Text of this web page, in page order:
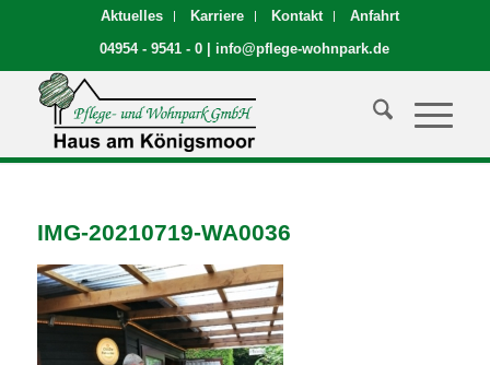
Aktuelles Karriere Kontakt
Anfahrt
04954 - 9541 - 0
info@pflege-wohnpark.de
IMG-20210719-WA0036